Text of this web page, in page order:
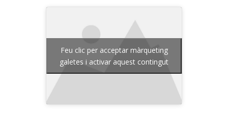
Feu clic per acceptar màrqueting
galetes i activar aquest contingut